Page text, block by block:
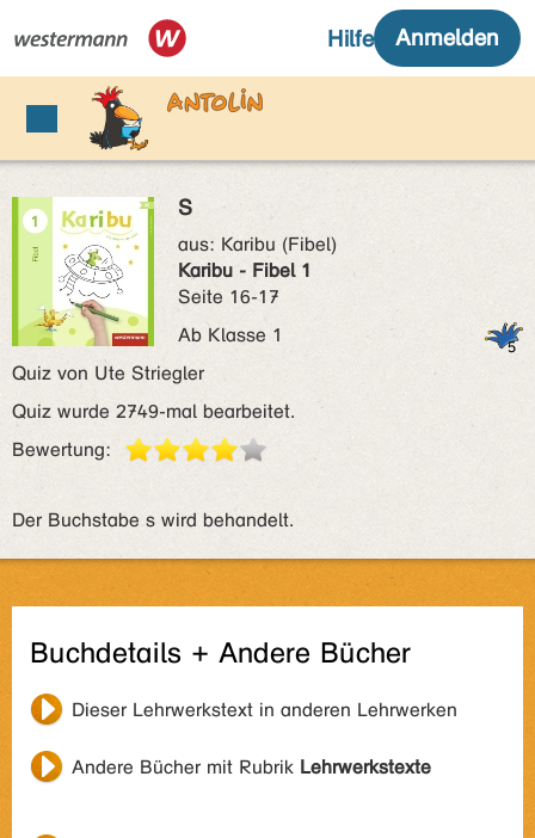
S
aus: Karibu (Fibel)
Karibu - Fibel 1
Seite 16-17
Ab Klasse 1
Quiz von Ute Striegler
Quiz wurde 2749-mal bearbeitet.
Bewertung:
Der Buchstabe s wird behandelt.
Buchdetails + Andere Bücher
Dieser Lehrwerkstext in anderen Lehrwerken
Andere Bücher mit Rubrik Lehrwerkstexte